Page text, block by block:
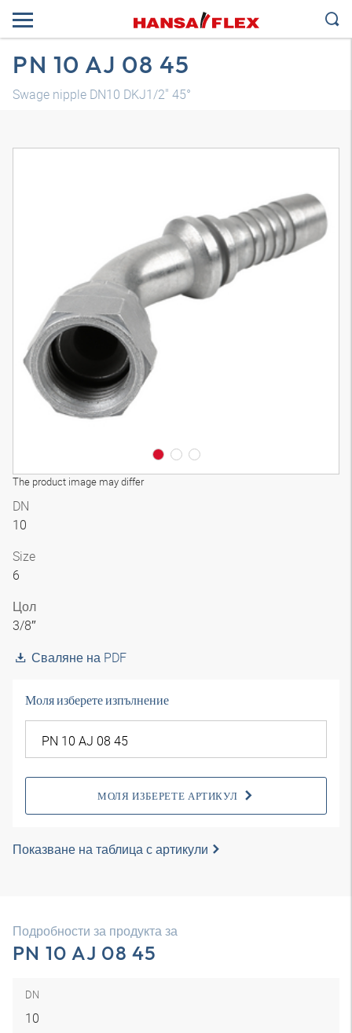
PN 10 AJ 08 45
Swage nipple DN10 DKJ1/2" 45°
The product image may differ
3D модел
DN
10
Size
6
Цол
3/8″
Сваляне на PDF
Моля изберете изпълнение
МОЛЯ ИЗБЕРЕТЕ АРТИКУЛ
Показване на таблица с артикули
Подробности за продукта за
PN 10 AJ 08 45
DN
10